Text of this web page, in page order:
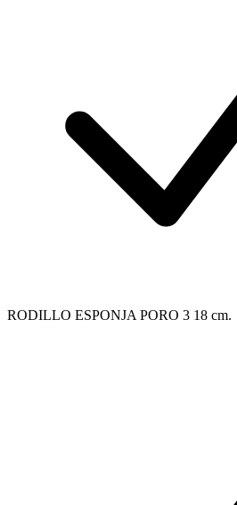
RODILLO ESPONJA PORO 3 18 cm.